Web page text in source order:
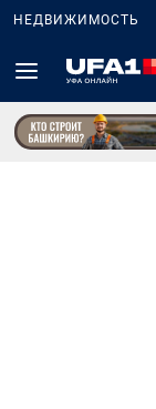
НЕДВИЖИМОСТЬ